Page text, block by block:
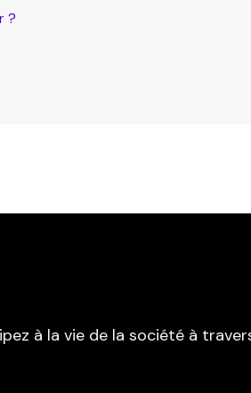
?
à la vie de la société à